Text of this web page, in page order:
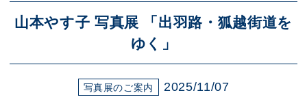
山本やす子 写真展 「出羽路・狐越街道を
ゆく」
写真展のご案内 2025/11/07
アクセス
ブログ